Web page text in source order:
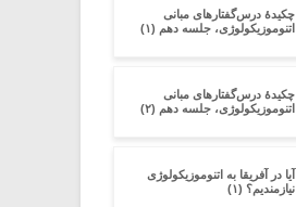
چکیدۀ درس‌گفتارهای مبانی
اتنوموزیکولوژی، جلسه دهم (۱)
چکیدۀ درس‌گفتارهای مبانی
اتنوموزیکولوژی، جلسه دهم (۲)
آیا در آفریقا به اتنوموزیکولوژی
نیازمندیم؟ (۱)